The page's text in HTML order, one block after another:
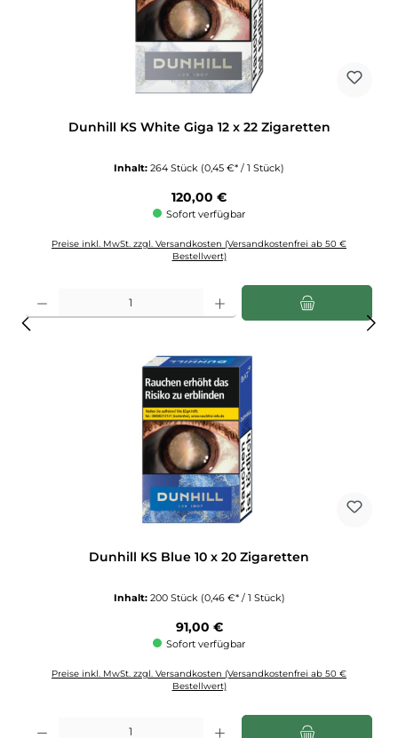
Dunhill KS White Giga 12 x 22 Zigaretten
Inhalt: 264 Stück (0,45 €* / 1 Stück)
Regulärer Preis:
120,00 €
Sofort verfügbar
Preise inkl. MwSt. zzgl. Versandkosten (Versandkostenfrei ab 50 €
Bestellwert)
Produkt Anzahl: Gib den gewünschten Wert ein oder benutze die Schaltflächen
Dunhill KS Blue 10 x 20 Zigaretten
Inhalt: 200 Stück (0,46 €* / 1 Stück)
Regulärer Preis:
91,00 €
Sofort verfügbar
Preise inkl. MwSt. zzgl. Versandkosten (Versandkostenfrei ab 50 €
Bestellwert)
Produkt Anzahl: Gib den gewünschten Wert ein oder benutze die Schaltflächen